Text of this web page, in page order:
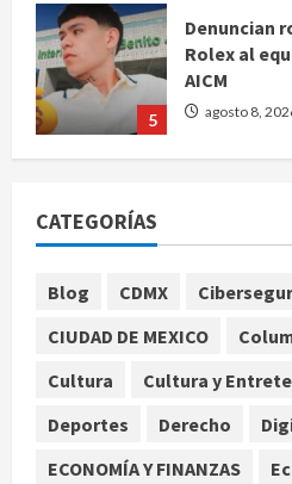
5
Denuncian
Rolex al
AICM
agosto 8,
México y
años de
agosto 8,
CATEGORÍAS
Blog CDMX
CIUDAD DE MEXICO
Cultura
Cultura y
Deportes
Derecho
ECONOMÍA Y FINANZAS